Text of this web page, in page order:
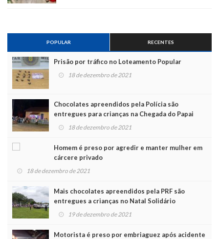
POPULAR RECENTES
Prisão por tráfico no Loteamento Popular
18 de dezembro de 2021
Chocolates apreendidos pela Polícia são
entregues para crianças na Chegada do Papai
Noel
18 de dezembro de 2021
Homem é preso por agredir e manter mulher em
cárcere privado
18 de dezembro de 2021
Mais chocolates apreendidos pela PRF são
entregues a crianças no Natal Solidário
19 de dezembro de 2021
Motorista é preso por embriaguez após acidente